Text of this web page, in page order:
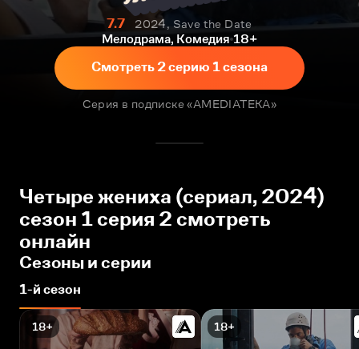
7.7
2024, Save the Date
Мелодрама, Комедия 18+
Смотреть 2 серию 1 сезона
Серия в подписке «AMEDIATEKA»
Четыре жениха (сериал, 2024)
сезон 1 серия 2 смотреть
онлайн
Сезоны и серии
1-й сезон
18+ 18+